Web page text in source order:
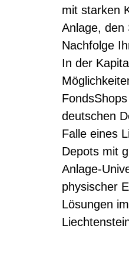
mit starken
Anlage, den
Nachfolge
In der
deutschen
Falle eines
Depots mit
Anlage-
physischer
Lösungen